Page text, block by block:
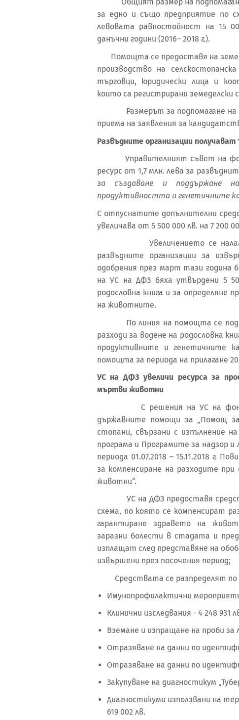
за едно и също предприятие по
левовата равностойност на 15
данъчни години (2016– 2018 г.).
Помощта се предоставя на
производство на
търговци, юридически лица и
които са регистрирани земеделски
Размерът за подпомагане на
приема на заявления за
Развъдните организации получават
Управителният съвет на фонд
ресурс от 1,7 млн. лева за
за създаване и поддържане
продуктивността и генетичните
С отпуснатите допълнителни
увеличава от 5 500 000 лв. на 7 200
Увеличението се налага
развъдните организации за
одобрения през март тази година
на УС на ДФЗ бяха утвърдени 5
родословна книга и за
на животните.
По линия на помощта се
разходи за водене на родословна
продуктивните и
помощта за периода на прилагане
УС на ДФЗ увеличи ресурса за
мъртви животни
С решения на УС на фонд
държавните помощи за „Помощ за
стопани, свързани с изпълнение
програма и Програмите за надзор
периода 01.07.2018 – 15.11.2018 г.
за компенсиране на разходите
животни“.
УС на ДФЗ предоставя
схема, по която се компенсират
гарантиране здравето на
заразни болести в стадата и
изплащат след представяне на
извършени през посочения период;
Средствата се разпределят по
Имунопрофилактични
Клинични изследвания - 4 248 931
Вземане и изпращане на проби за
Отразяване на данни по
Отразяване на данни по
Закупуване на диагностикум
Диагностикуми използвани на
619 002 лв.